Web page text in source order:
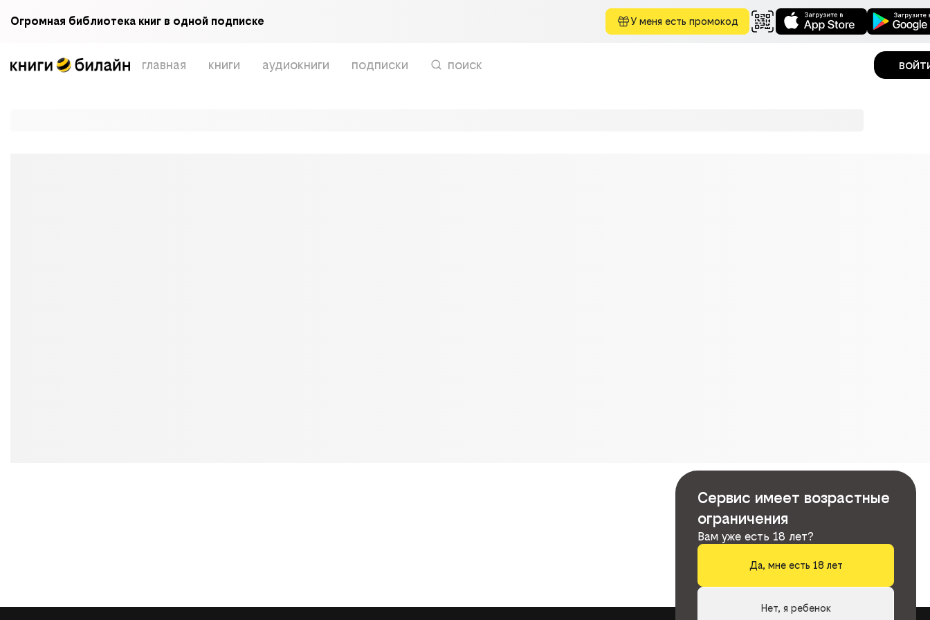
Огромная библиотека книг в одной подписке У меня есть промокод
главная книги аудиокниги подписки поиск
Сервис имеет возрастные
ограничения
Вам уже есть 18 лет?
Да, мне есть 18 лет
Нет, я ребенок